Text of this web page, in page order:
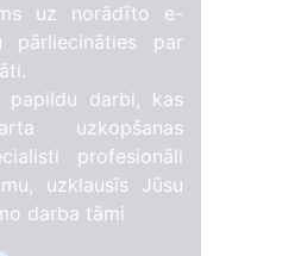
uz norādīto e-
par
papildu darbi, kas
uzkopšanas
profesionāli
uzklausīs Jūsu
darba tāmi